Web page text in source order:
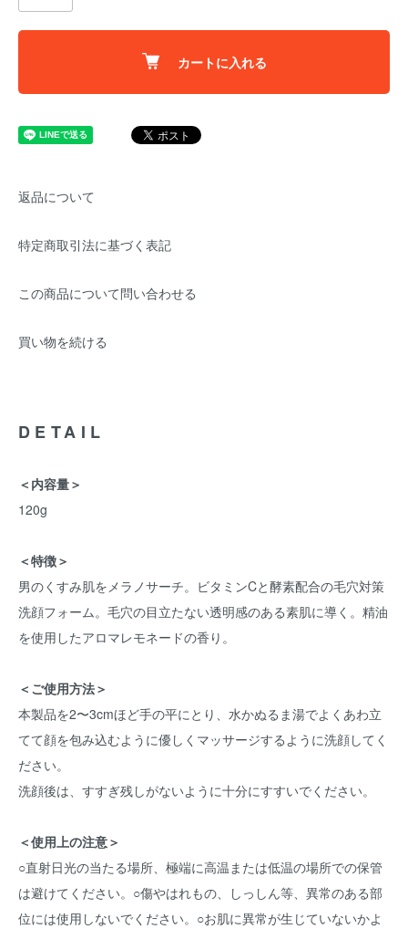
カートに入れる
返品について
特定商取引法に基づく表記
この商品について問い合わせる
買い物を続ける
DETAIL
＜内容量＞
120g
＜特徴＞
男のくすみ肌をメラノサーチ。ビタミンCと酵素配合の毛穴対策
洗顔フォーム。毛穴の目立たない透明感のある素肌に導く。精油
を使用したアロマレモネードの香り。
＜ご使用方法＞
本製品を2〜3cmほど手の平にとり、水かぬるま湯でよくあわ立
てて顔を包み込むように優しくマッサージするように洗顔してく
ださい。
洗顔後は、すすぎ残しがないように十分にすすいでください。
＜使用上の注意＞
○直射日光の当たる場所、極端に高温または低温の場所での保管
は避けてください。○傷やはれもの、しっしん等、異常のある部
位には使用しないでください。○お肌に異常が生じていないかよ